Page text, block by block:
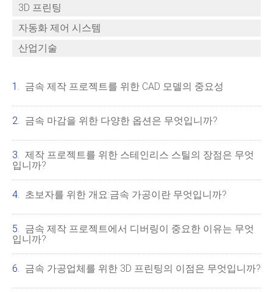
3D 프린팅
자동화 제어 시스템
산업기술
금속 제작 프로젝트를 위한 CAD 모델의 중요성
금속 마감을 위한 다양한 옵션은 무엇입니까?
제작 프로젝트를 위한 스테인리스 스틸의 장점은 무엇
입니까?
초보자를 위한 개요:금속 가공이란 무엇입니까?
금속 제작 프로젝트에서 디버링이 중요한 이유는 무엇
입니까?
금속 가공업체를 위한 3D 프린팅의 이점은 무엇입니까?